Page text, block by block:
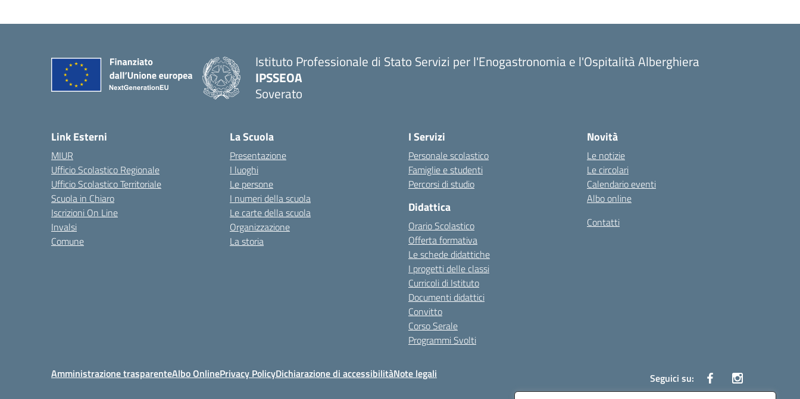
Istituto Professionale di Stato Servizi per l'Enogastronomia e l'Ospitalità Alberghiera
IPSSEOA
Soverato
Link Esterni
MIUR
Ufficio Scolastico Regionale
Ufficio Scolastico Territoriale
Scuola in Chiaro
Iscrizioni On Line
Invalsi
Comune
La Scuola
Presentazione
I luoghi
Le persone
I numeri della scuola
Le carte della scuola
Organizzazione
La storia
I Servizi
Personale scolastico
Famiglie e studenti
Percorsi di studio
Didattica
Orario Scolastico
Offerta formativa
Le schede didattiche
I progetti delle classi
Curricoli di Istituto
Documenti didattici
Convitto
Corso Serale
Programmi Svolti
Novità
Le notizie
Le circolari
Calendario eventi
Albo online
Contatti
Amministrazione trasparenteAlbo OnlinePrivacy PolicyDichiarazione di accessibilitàNote legali Seguici su: